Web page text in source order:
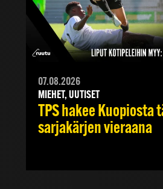
07.08.2026
MIEHET, UUTISET
TPS hakee
sarjakärjen vieraana